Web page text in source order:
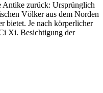
Antike zurück: Ursprünglich
Völker aus dem Norden
bietet. Je nach körperlicher
Xi. Besichtigung der